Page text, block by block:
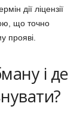
дії ліцензії
що точно
прояві.
і де